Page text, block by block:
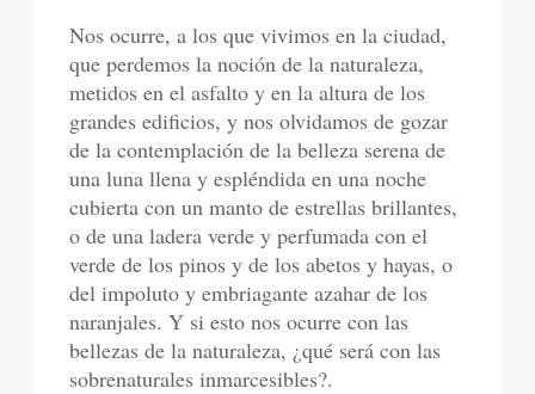
Nos ocurre, a los que vivimos en la ciudad,
que perdemos la noción de la naturaleza,
metidos en el asfalto y en la altura de los
grandes edificios, y nos olvidamos de gozar
de la contemplación de la belleza serena de
una luna llena y espléndida en una noche
cubierta con un manto de estrellas brillantes,
o de una ladera verde y perfumada con el
verde de los pinos y de los abetos y hayas, o
del impoluto y embriagante azahar de los
naranjales. Y si esto nos ocurre con las
bellezas de la naturaleza, ¿qué será con las
sobrenaturales inmarcesibles?.